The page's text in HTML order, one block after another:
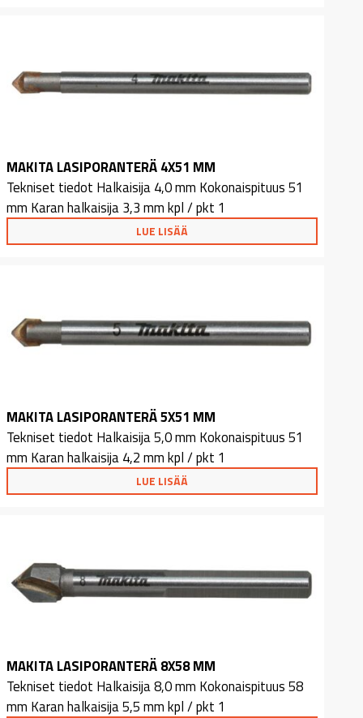
MAKITA LASIPORANTERÄ 4X51 MM
Tekniset tiedot Halkaisija 4,0 mm Kokonaispituus 51
mm Karan halkaisija 3,3 mm kpl / pkt 1
LUE LISÄÄ
MAKITA LASIPORANTERÄ 5X51 MM
Tekniset tiedot Halkaisija 5,0 mm Kokonaispituus 51
mm Karan halkaisija 4,2 mm kpl / pkt 1
LUE LISÄÄ
MAKITA LASIPORANTERÄ 8X58 MM
Tekniset tiedot Halkaisija 8,0 mm Kokonaispituus 58
mm Karan halkaisija 5,5 mm kpl / pkt 1